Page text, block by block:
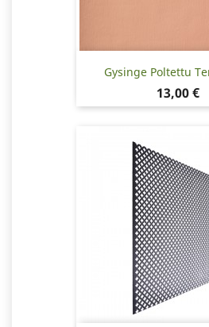
Gysinge Poltettu
Hinta
13,00 €